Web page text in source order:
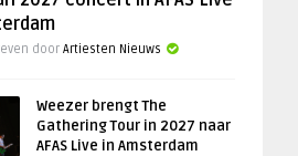
door Artiesten Nieuws
Weezer brengt The
Gathering Tour in 2027 naar
AFAS Live in Amsterdam